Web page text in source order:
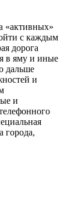
«активных»
с каждым
дорога
в яму и иные
дальше
и
и
города,